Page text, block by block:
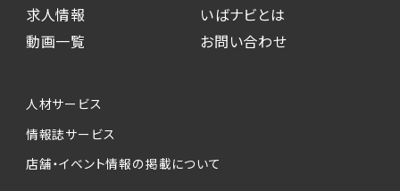
求人情報
動画一覧
いばナビとは
お問い合わせ
人材サービス
情報誌サービス
店舗・イベント情報の掲載について